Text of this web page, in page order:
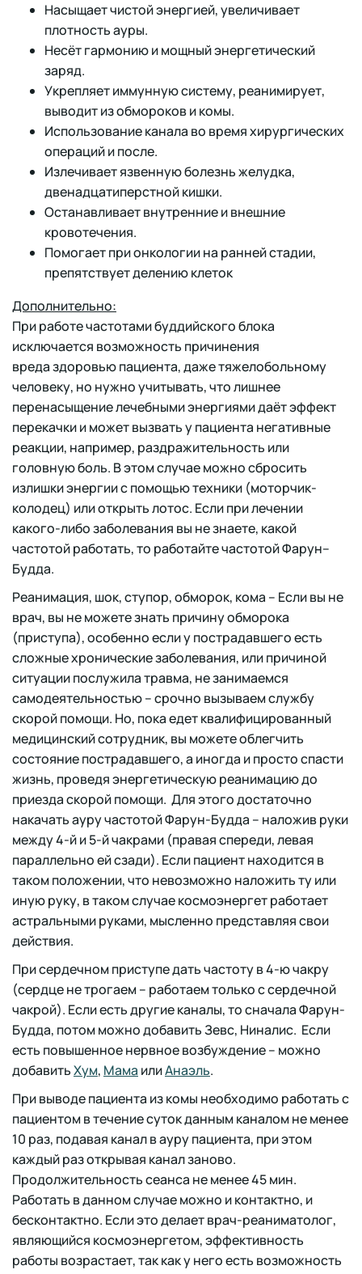
Насыщает чистой энергией, увеличивает
плотность ауры.
Несёт гармонию и мощный энергетический
заряд.
Укрепляет иммунную систему, реанимирует,
выводит из обмороков и комы.
Использование канала во время хирургических
операций и после.
Излечивает язвенную болезнь желудка,
двенадцатиперстной кишки.
Останавливает внутренние и внешние
кровотечения.
Помогает при онкологии на ранней стадии,
препятствует делению клеток
Дополнительно:
При работе частотами буддийского блока
исключается возможность причинения
вреда здоровью пациента, даже тяжелобольному
человеку, но нужно учитывать, что лишнее
перенасыщение лечебными энергиями даёт эффект
перекачки и может вызвать у пациента негативные
реакции, например, раздражительность или
головную боль. В этом случае можно сбросить
излишки энергии с помощью техники (моторчик-
колодец) или открыть лотос. Если при лечении
какого-либо заболевания вы не знаете, какой
частотой работать, то работайте частотой Фарун–
Будда.
Реанимация, шок, ступор, обморок, кома – Если вы не
врач, вы не можете знать причину обморока
(приступа), особенно если у пострадавшего есть
сложные хронические заболевания, или причиной
ситуации послужила травма, не занимаемся
самодеятельностью – срочно вызываем службу
скорой помощи. Но, пока едет квалифицированный
медицинский сотрудник, вы можете облегчить
состояние пострадавшего, а иногда и просто спасти
жизнь, проведя энергетическую реанимацию до
приезда скорой помощи. Для этого достаточно
накачать ауру частотой Фарун-Будда – наложив руки
между 4-й и 5-й чакрами (правая спереди, левая
параллельно ей сзади). Если пациент находится в
таком положении, что невозможно наложить ту или
иную руку, в таком случае космоэнергет работает
астральными руками, мысленно представляя свои
действия.
При сердечном приступе дать частоту в 4-ю чакру
(сердце не трогаем – работаем только с сердечной
чакрой). Если есть другие каналы, то сначала Фарун-
Будда, потом можно добавить Зевс, Ниналис. Если
есть повышенное нервное возбуждение – можно
добавитьХум, Мама илиАнаэль.
При выводе пациента из комы необходимо работать с
пациентом в течение суток данным каналом не менее
10 раз, подавая канал в ауру пациента, при этом
каждый раз открывая канал заново.
Продолжительность сеанса не менее 45 мин.
Работать в данном случае можно и контактно, и
бесконтактно. Если это делает врач-реаниматолог,
являющийся космоэнергетом, эффективность
работы возрастает, так как у него есть возможность